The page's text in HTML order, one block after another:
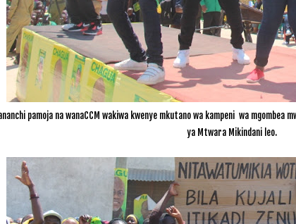
pamoja na wanaCCM wakiwa kwenye mkutano wa kampeni wa mgombea
ya Mtwara Mikindani leo.